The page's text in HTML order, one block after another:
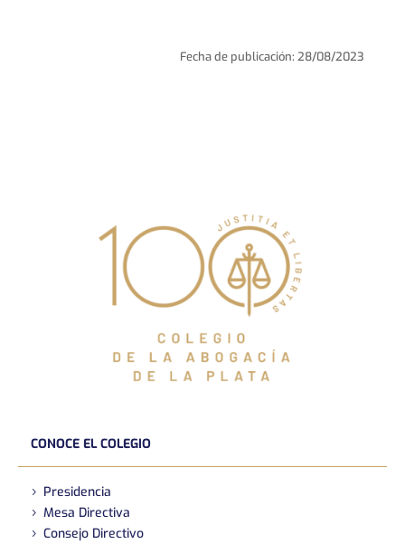
Fecha de publicación: 28/08/2023
CONOCE EL COLEGIO
Presidencia
Mesa Directiva
Consejo Directivo